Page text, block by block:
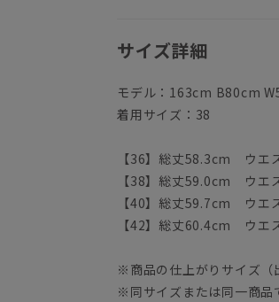
サイズ詳細
モデル：163cm B80cm
着用サイズ：38
【36】総丈58.3cm ウ
【38】総丈59.0cm ウ
【40】総丈59.7cm ウ
【42】総丈60.4cm ウ
※商品の仕上がりサイズ（
※同サイズまたは同一商品